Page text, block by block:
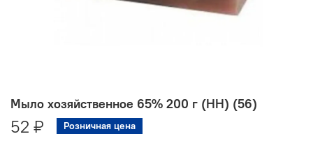
Мыло хозяйственное 65% 200 г (НН) (56)
52 ₽ Розничная цена